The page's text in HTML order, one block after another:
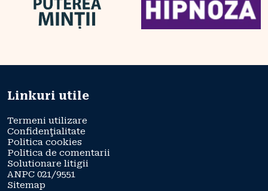
Linkuri utile
Termeni utilizare
Confidenţialitate
Politica cookies
Politica de comentarii
Solutionare litigii
ANPC 021/9551
Sitemap